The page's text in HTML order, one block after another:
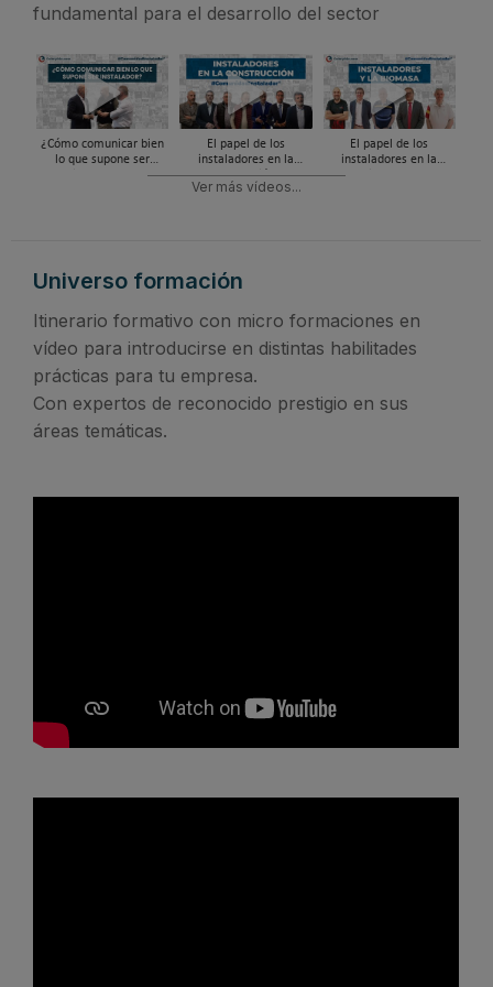
fundamental para el desarrollo del sector
¿Cómo comunicar bien
lo que supone ser
El papel de los
instaladores en la
Construcción |
#ComunidadInstalador®
El papel de los
instaladores en la
Ver más vídeos...
Universo formación
Itinerario formativo con micro formaciones en
vídeo para introducirse en distintas habilitades
prácticas para tu empresa.
Con expertos de reconocido prestigio en sus
áreas temáticas.